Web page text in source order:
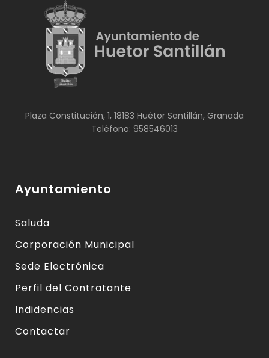
Plaza Constitución, 1, 18183 Huétor Santillán, Granada
Teléfono: 958546013
Ayuntamiento
Saluda
Corporación Municipal
Sede Electrónica
Perfil del Contratante
Indidencias
Contactar